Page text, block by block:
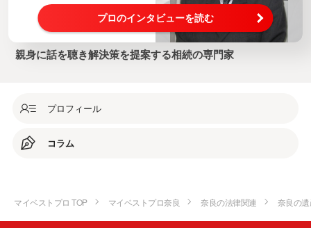
プロのインタビューを読む
親身に話を聴き解決策を提案する相続の専門家
プロフィール
コラム
マイベストプロ TOP マイベストプロ奈良 奈良の法律関連 奈良の